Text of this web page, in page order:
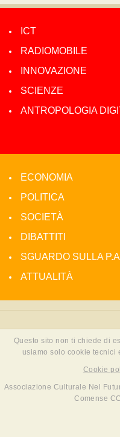
ICT
RADIOMOBILE
INNOVAZIONE
SCIENZE
ANTROPOLOGIA
ECONOMIA
POLITICA
SOCIETÀ
DIBATTITI
SGUARDO SULLA
ATTUALITÀ
Questo sito non ti chiede di
usiamo solo cookie tecnici
Cookie
Associazione Culturale Nel
Comense